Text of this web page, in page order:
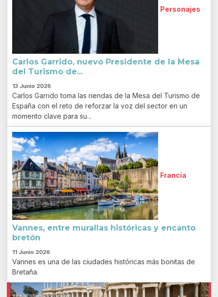
Personajes
Carlos Garrido, nuevo Presidente de la Mesa
del Turismo de...
13 Junio 2026
Carlos Garrido toma las riendas de la Mesa del Turismo de
España con el reto de reforzar la voz del sector en un
momento clave para su...
Francia
Vannes, entre murallas históricas y encanto
bretón
11 Junio 2026
Vannes es una de las ciudades históricas más bonitas de
Bretaña.